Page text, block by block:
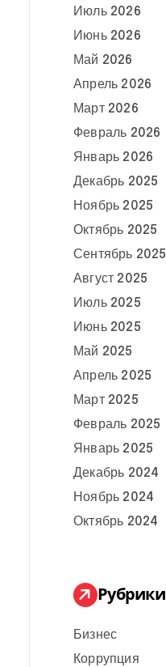
Июль 2026
Июнь 2026
Май 2026
Апрель 2026
Март 2026
Февраль 2026
Январь 2026
Декабрь 2025
Ноябрь 2025
Октябрь 2025
Сентябрь 2025
Август 2025
Июль 2025
Июнь 2025
Май 2025
Апрель 2025
Март 2025
Февраль 2025
Январь 2025
Декабрь 2024
Ноябрь 2024
Октябрь 2024
Рубрики
Бизнес
Коррупция